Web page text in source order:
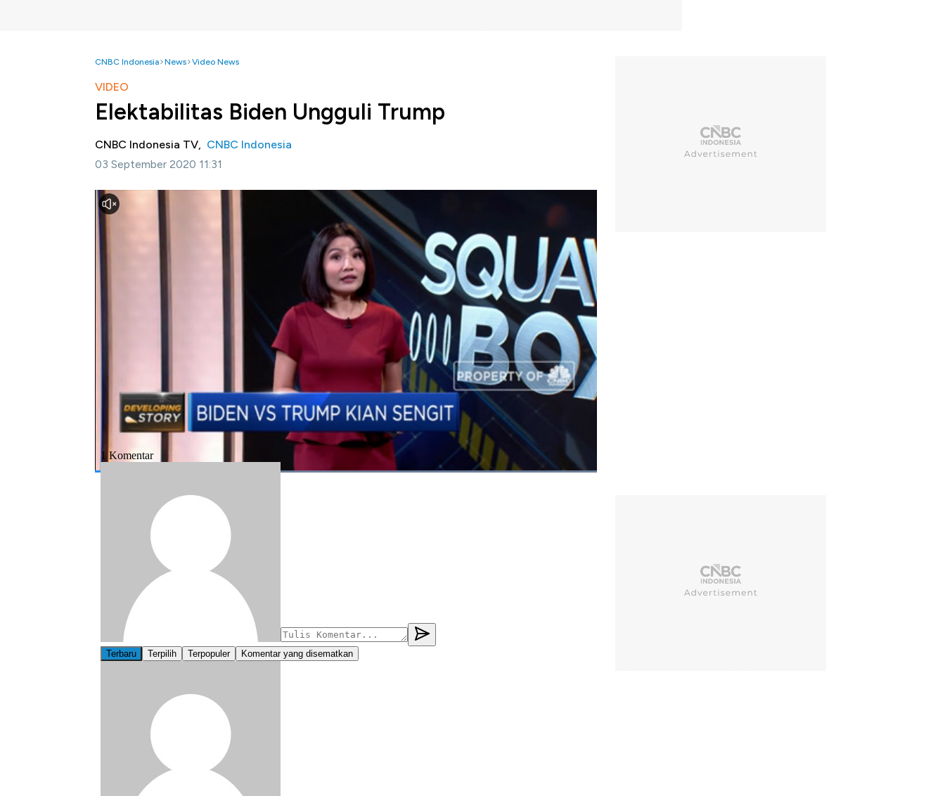
CNBC Indonesia News Video News
VIDEO
Elektabilitas Biden Ungguli Trump
CNBC Indonesia TV, CNBC Indonesia
03 September 2020 11:31
Jakarta, CNBC Indonesia-
Sejumlah polling masih menempatkan Joe Biden unggul dari pada Trump.
Namun usai konvensi digelar keunggulan Biden justru makin menipis dibanding sang petahana.
Hingga 2 September sumber dari dua polling yakni FiveThirtyEight dan Real Clear Politics kian
menunjukkan jarak yang menipis antara keunggulan Biden atas Trump.
Selengkapnya dalam program Squawk Box CNBC Indonesia (Kamis, 03/09/2020) berikut ini.
#biden #trump #poling